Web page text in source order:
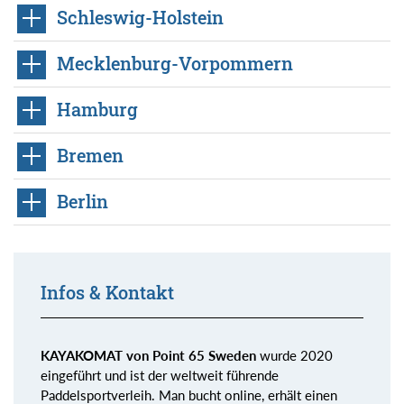
Schleswig-Holstein
Mecklenburg-Vorpommern
Hamburg
Bremen
Berlin
Infos & Kontakt
KAYAKOMAT von Point 65 Sweden wurde 2020
eingeführt und ist der weltweit führende
Paddelsportverleih. Man bucht online, erhält einen